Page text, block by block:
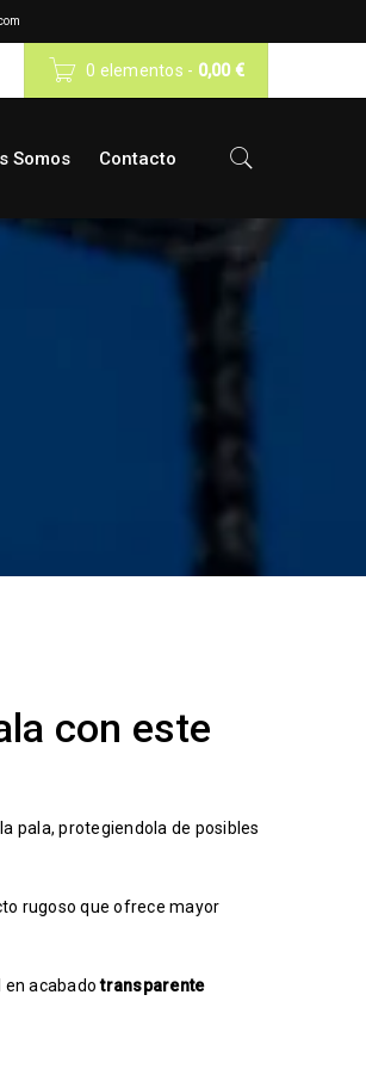
0 elementos - 0,00€
Somos Contacto
con este
pala, protegiendola de posibles
rugoso que ofrece mayor
en acabadotransparente